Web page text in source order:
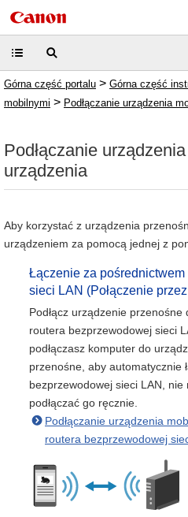
Górna część portalu > Górna część
mobilnymi > Podłączanie urządzenia
Podłączanie
urządzenia
Aby korzystać z urządzenia
urządzeniem za pomocą jednej z
Łączenie za
sieci LAN (Połączenie
Podłącz urządzenie
routera bezprzewodowej sieci
podłączasz komputer do
przenośne, aby automatycznie
bezprzewodowej sieci LAN,
podłączać go ręcznie.
Podłączanie urządzenia
routera bezprzewodowej